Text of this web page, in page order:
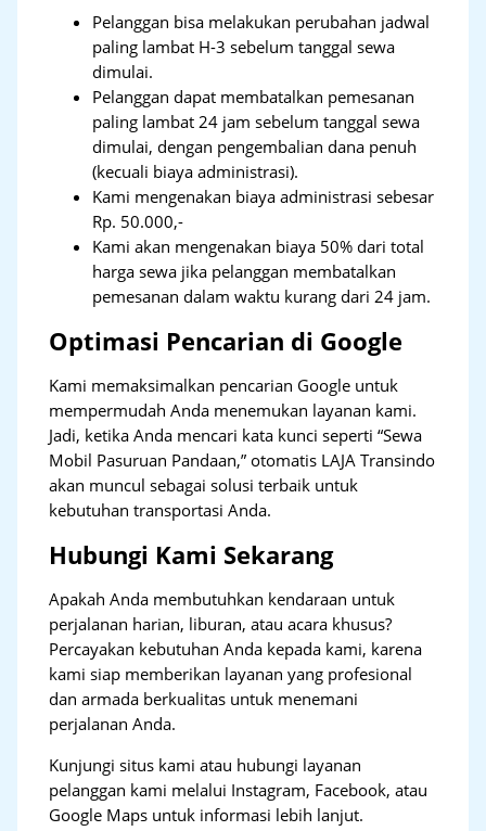
Pelanggan bisa melakukan perubahan jadwal
paling lambat H-3 sebelum tanggal sewa
dimulai.
Pelanggan dapat membatalkan pemesanan
paling lambat 24 jam sebelum tanggal sewa
dimulai, dengan pengembalian dana penuh
(kecuali biaya administrasi).
Kami mengenakan biaya administrasi sebesar
Rp. 50.000,-
Kami akan mengenakan biaya 50% dari total
harga sewa jika pelanggan membatalkan
pemesanan dalam waktu kurang dari 24 jam.
Optimasi Pencarian di Google
Kami memaksimalkan pencarian Google untuk
mempermudah Anda menemukan layanan kami.
Jadi, ketika Anda mencari kata kunci seperti “Sewa
Mobil Pasuruan Pandaan,” otomatis LAJA Transindo
akan muncul sebagai solusi terbaik untuk
kebutuhan transportasi Anda.
Hubungi Kami Sekarang
Apakah Anda membutuhkan kendaraan untuk
perjalanan harian, liburan, atau acara khusus?
Percayakan kebutuhan Anda kepada kami, karena
kami siap memberikan layanan yang profesional
dan armada berkualitas untuk menemani
perjalanan Anda.
Kunjungi situs kami atau hubungi layanan
pelanggan kami melalui Instagram, Facebook, atau
Google Maps untuk informasi lebih lanjut.